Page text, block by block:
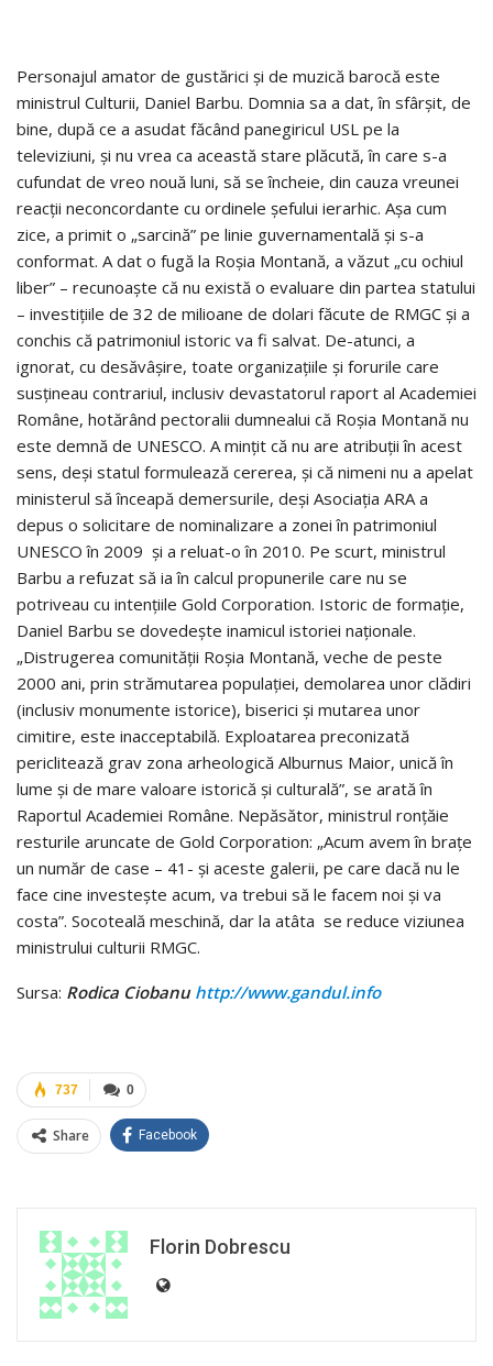
Personajul amator de gustărici şi de muzică barocă este
ministrul Culturii, Daniel Barbu. Domnia sa a dat, în sfârşit, de
bine, după ce a asudat făcând panegiricul USL pe la
televiziuni, şi nu vrea ca această stare plăcută, în care s-a
cufundat de vreo nouă luni, să se încheie, din cauza vreunei
reacţii neconcordante cu ordinele şefului ierarhic. Aşa cum
zice, a primit o „sarcină” pe linie guvernamentală şi s-a
conformat. A dat o fugă la Roşia Montană, a văzut „cu ochiul
liber” – recunoaşte că nu există o evaluare din partea statului
– investiţiile de 32 de milioane de dolari făcute de RMGC şi a
conchis că patrimoniul istoric va fi salvat. De-atunci, a
ignorat, cu desăvâşire, toate organizaţiile şi forurile care
susţineau contrariul, inclusiv devastatorul raport al Academiei
Române, hotărând pectoralii dumnealui că Roşia Montană nu
este demnă de UNESCO. A minţit că nu are atribuţii în acest
sens, deşi statul formulează cererea, şi că nimeni nu a apelat
ministerul să înceapă demersurile, deşi Asociaţia ARA a
depus o solicitare de nominalizare a zonei în patrimoniul
UNESCO în 2009 şi a reluat-o în 2010. Pe scurt, ministrul
Barbu a refuzat să ia în calcul propunerile care nu se
potriveau cu intenţiile Gold Corporation. Istoric de formaţie,
Daniel Barbu se dovedeşte inamicul istoriei naţionale.
„Distrugerea comunităţii Roşia Montană, veche de peste
2000 ani, prin strămutarea populaţiei, demolarea unor clădiri
(inclusiv monumente istorice), biserici şi mutarea unor
cimitire, este inacceptabilă. Exploatarea preconizată
periclitează grav zona arheologică Alburnus Maior, unică în
lume şi de mare valoare istorică şi culturală”, se arată în
Raportul Academiei Române. Nepăsător, ministrul ronţăie
resturile aruncate de Gold Corporation: „Acum avem în braţe
un număr de case – 41- şi aceste galerii, pe care dacă nu le
face cine investeşte acum, va trebui să le facem noi şi va
costa”. Socoteală meschină, dar la atâta se reduce viziunea
ministrului culturii RMGC.
Sursa: Rodica Ciobanu http://www.gandul.info
0
737
Share Facebook
Florin Dobrescu